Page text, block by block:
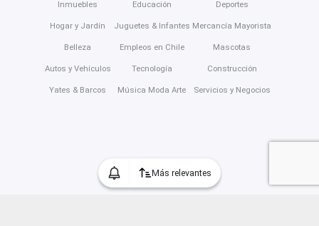
Más relevantes
Inmuebles
Hogar y Jardín
Belleza
Autos y Vehículos
Yates & Barcos
Educación
Juguetes & Infantes
Empleos en Chile
Tecnología
Música Moda Arte
Deportes
Mercancía Mayorista
Mascotas
Construcción
Servicios y Negocios